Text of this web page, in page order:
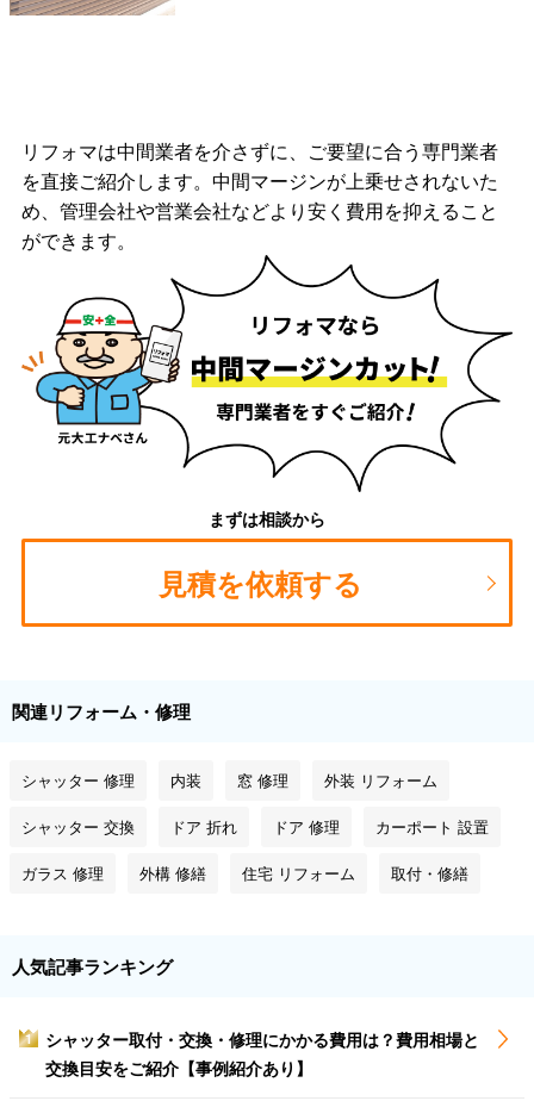
リフォマは中間業者を介さずに、ご要望に合う専門業者
を直接ご紹介します。中間マージンが上乗せされないた
め、管理会社や営業会社などより安く費用を抑えること
ができます。
まずは相談から
見積を依頼する
関連リフォーム・修理
シャッター 修理 内装 窓 修理 外装 リフォーム
シャッター 交換 ドア 折れ ドア 修理 カーポート 設置
ガラス 修理 外構 修繕 住宅 リフォーム 取付・修繕
人気記事ランキング
1
シャッター取付・交換・修理にかかる費用は？費用相場と
交換目安をご紹介【事例紹介あり】